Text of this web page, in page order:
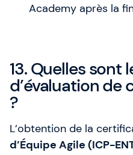
Academy après la
13. Quelles sont
d’évaluation
?
L’obtention de la
d’Équipe Agile (ICP-